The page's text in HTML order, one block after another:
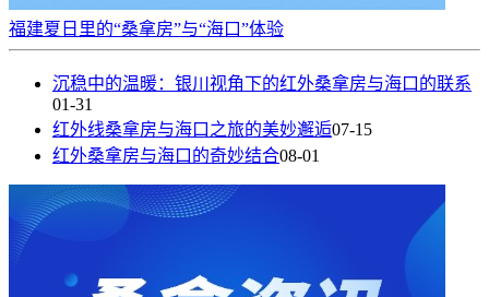
福建夏日里的“桑拿房”与“海口”体验
沉稳中的温暖：银川视角下的红外桑拿房与海口的联系
01-31
红外线桑拿房与海口之旅的美妙邂逅07-15
红外桑拿房与海口的奇妙结合08-01